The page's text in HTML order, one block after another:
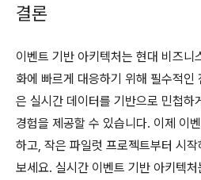
결론
이벤트 기반 아키텍처는 현대 비즈니
화에 빠르게 대응하기 위해 필수적인
은 실시간 데이터를 기반으로 민첩하
경험을 제공할 수 있습니다. 이제 이
하고, 작은 파일럿 프로젝트부터 시
보세요. 실시간 이벤트 기반 아키텍